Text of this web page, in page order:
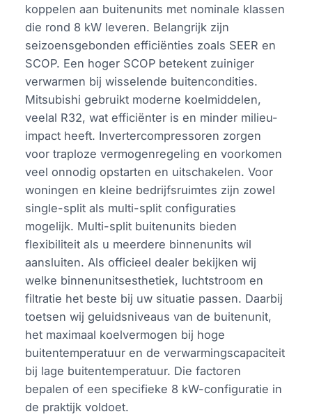
koppelen aan buitenunits met nominale klassen
die rond 8 kW leveren. Belangrijk zijn
seizoensgebonden efficiënties zoals SEER en
SCOP. Een hoger SCOP betekent zuiniger
verwarmen bij wisselende buitencondities.
Mitsubishi gebruikt moderne koelmiddelen,
veelal R32, wat efficiënter is en minder milieu-
impact heeft. Invertercompressoren zorgen
voor traploze vermogenregeling en voorkomen
veel onnodig opstarten en uitschakelen. Voor
woningen en kleine bedrijfsruimtes zijn zowel
single-split als multi-split configuraties
mogelijk. Multi-split buitenunits bieden
flexibiliteit als u meerdere binnenunits wil
aansluiten. Als officieel dealer bekijken wij
welke binnenunitsesthetiek, luchtstroom en
filtratie het beste bij uw situatie passen. Daarbij
toetsen wij geluidsniveaus van de buitenunit,
het maximaal koelvermogen bij hoge
buitentemperatuur en de verwarmingscapaciteit
bij lage buitentemperatuur. Die factoren
bepalen of een specifieke 8 kW-configuratie in
de praktijk voldoet.